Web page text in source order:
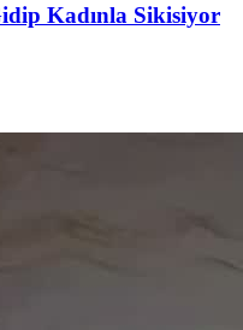
Kadınla Sikisiyor